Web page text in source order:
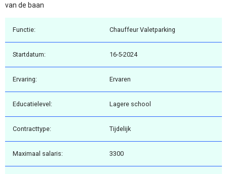
van de baan
Functie: Chauffeur Valetparking
Startdatum: 16-5-2024
Ervaring: Ervaren
Educatielevel: Lagere school
Contracttype: Tijdelijk
Maximaal salaris: 3300